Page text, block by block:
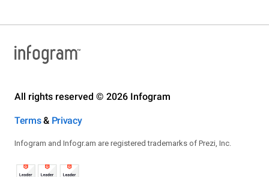
All rights reserved © 2026 Infogram
Terms& Privacy
Infogram and Infogr.am are registered trademarks of Prezi, Inc.